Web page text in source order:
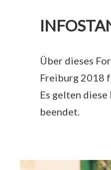
Über dieses
Freiburg 2018
Es gelten
beendet.